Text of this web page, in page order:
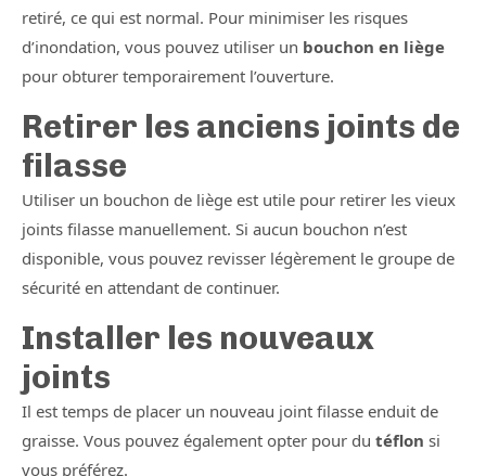
retiré, ce qui est normal. Pour minimiser les risques
d’inondation, vous pouvez utiliser un bouchon en liège
pour obturer temporairement l’ouverture.
Retirer les anciens joints de
filasse
Utiliser un bouchon de liège est utile pour retirer les vieux
joints filasse manuellement. Si aucun bouchon n’est
disponible, vous pouvez revisser légèrement le groupe de
sécurité en attendant de continuer.
Installer les nouveaux
joints
Il est temps de placer un nouveau joint filasse enduit de
graisse. Vous pouvez également opter pour du téflon si
vous préférez.